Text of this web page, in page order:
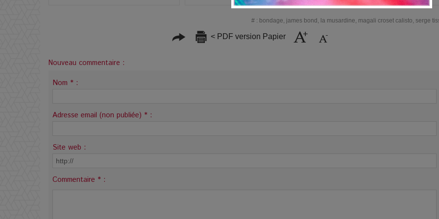
# : bondage james bond la musardine magali croset calisto serge
< PDF version Papier
Nouveau commentaire :
Nom * :
Adresse email (non publiée) * :
Site web :
Commentaire * :